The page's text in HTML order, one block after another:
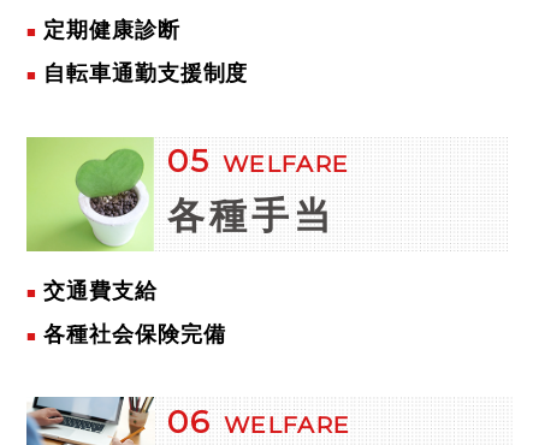
定期健康診断
自転車通勤支援制度
05 WELFARE
各種手当
交通費支給
各種社会保険完備
06 WELFARE